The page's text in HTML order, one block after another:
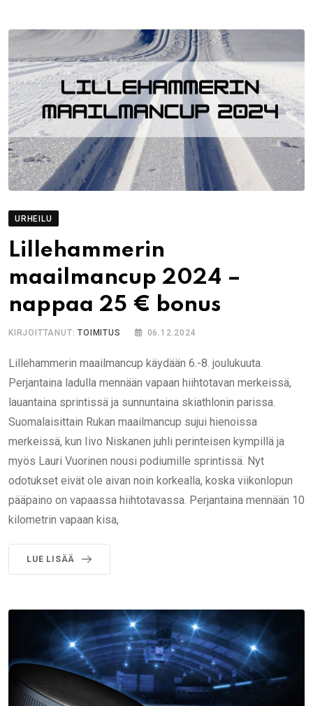
URHEILU
Lillehammerin
maailmancup 2024 –
nappaa 25 € bonus
KIRJOITTANUT:TOIMITUS 06.12.2024
Lillehammerin maailmancup käydään 6.-8. joulukuuta.
Perjantaina ladulla mennään vapaan hiihtotavan merkeissä,
lauantaina sprintissä ja sunnuntaina skiathlonin parissa.
Suomalaisittain Rukan maailmancup sujui hienoissa
merkeissä, kun Iivo Niskanen juhli perinteisen kympillä ja
myös Lauri Vuorinen nousi podiumille sprintissä. Nyt
odotukset eivät ole aivan noin korkealla, koska viikonlopun
pääpaino on vapaassa hiihtotavassa. Perjantaina mennään 10
kilometrin vapaan kisa,
LUE LISÄÄ